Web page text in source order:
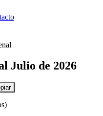
Julio de 2026